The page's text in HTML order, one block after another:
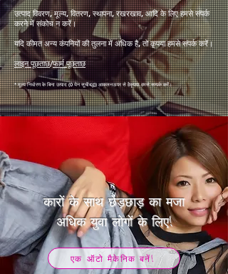
उत्पाद विवरण, मूल्य, वितरण, स्थापना, रखरखाव, आदि के लिए हमसे संपर्क
करने में संकोच न करें।
यदि कीमत अन्य कंपनियों की तुलना में अधिक है, तो कृपया हमसे संपर्क करें।
लाइन पूछताछ/फार्म पूछताछ
* मूल्य निर्धारण के बिना उत्पाद (0 येन सूचीबद्ध)) आकलनऊपर से हैकृपया हमसे सम्पर्क करें।
कारों के साथ छेड़छाड़ का मजा
​अधिक युवा लोगों के लिए!
एक ऑटो मैकेनिक बनें!